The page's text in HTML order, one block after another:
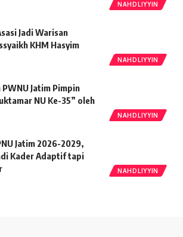
NAHDLIYYIN
NAHDLIYYIN
Jadi Warisan
KHM Hasyim
NAHDLIYYIN
Jatim Pimpin
NU Ke-35” oleh
NAHDLIYYIN
Jatim 2026-2029,
Kader Adaptif tapi